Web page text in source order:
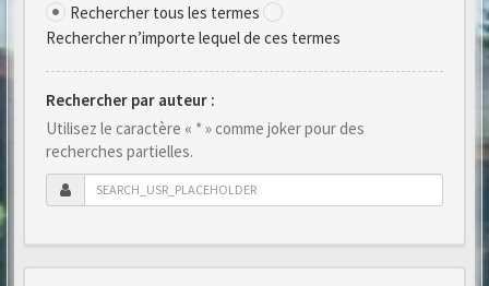
Rechercher tous les termes
Rechercher n’importe lequel de ces termes
Rechercher par auteur :
Utilisez le caractère « * » comme joker pour des
recherches partielles.